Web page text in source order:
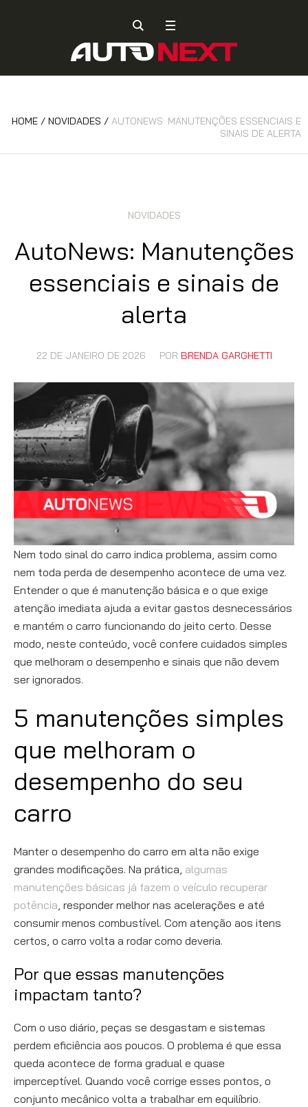
HOME / NOVIDADES / AUTONEWS: MANUTENÇÕES ESSENCIAIS E
SINAIS DE ALERTA
NOVIDADES
AutoNews: Manutenções
essenciais e sinais de
alerta
22 DE JANEIRO DE 2026 POR BRENDA GARGHETTI
Nem todo sinal do carro indica problema, assim como
nem toda perda de desempenho acontece de uma vez.
Entender o que é manutenção básica e o que exige
atenção imediata ajuda a evitar gastos desnecessários
e mantém o carro funcionando do jeito certo. Desse
modo, neste conteúdo, você confere cuidados simples
que melhoram o desempenho e sinais que não devem
ser ignorados.
5 manutenções simples
que melhoram o
desempenho do seu
carro
Manter o desempenho do carro em alta não exige
grandes modificações. Na prática, algumas
manutenções básicas já fazem o veículo recuperar
potência, responder melhor nas acelerações e até
consumir menos combustível. Com atenção aos itens
certos, o carro volta a rodar como deveria.
Por que essas manutenções
impactam tanto?
Com o uso diário, peças se desgastam e sistemas
perdem eficiência aos poucos. O problema é que essa
queda acontece de forma gradual e quase
imperceptível. Quando você corrige esses pontos, o
conjunto mecânico volta a trabalhar em equilíbrio.